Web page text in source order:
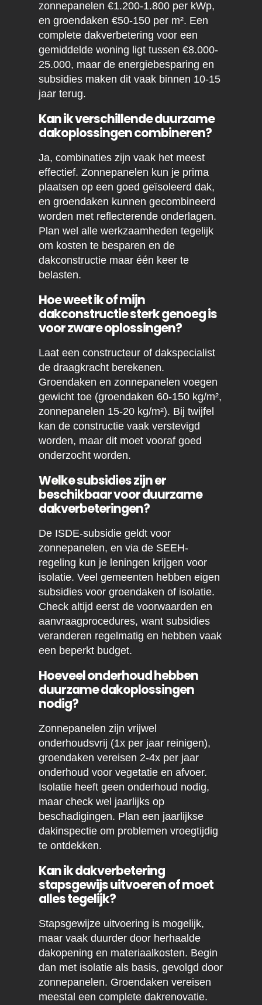
zonnepanelen €1.200-1.800 per kWp,
en groendaken €50-150 per m². Een
complete dakverbetering voor een
gemiddelde woning ligt tussen €8.000-
25.000, maar de energiebesparing en
subsidies maken dit vaak binnen 10-15
jaar terug.
Kan ik verschillende duurzame
dakoplossingen combineren?
Ja, combinaties zijn vaak het meest
effectief. Zonnepanelen kun je prima
plaatsen op een goed geïsoleerd dak,
en groendaken kunnen gecombineerd
worden met reflecterende onderlagen.
Plan wel alle werkzaamheden tegelijk
om kosten te besparen en de
dakconstructie maar één keer te
belasten.
Hoe weet ik of mijn
dakconstructie sterk genoeg is
voor zware oplossingen?
Laat een constructeur of dakspecialist
de draagkracht berekenen.
Groendaken en zonnepanelen voegen
gewicht toe (groendaken 60-150 kg/m²,
zonnepanelen 15-20 kg/m²). Bij twijfel
kan de constructie vaak verstevigd
worden, maar dit moet vooraf goed
onderzocht worden.
Welke subsidies zijn er
beschikbaar voor duurzame
dakverbeteringen?
De ISDE-subsidie geldt voor
zonnepanelen, en via de SEEH-
regeling kun je leningen krijgen voor
isolatie. Veel gemeenten hebben eigen
subsidies voor groendaken of isolatie.
Check altijd eerst de voorwaarden en
aanvraagprocedures, want subsidies
veranderen regelmatig en hebben vaak
een beperkt budget.
Hoeveel onderhoud hebben
duurzame dakoplossingen
nodig?
Zonnepanelen zijn vrijwel
onderhoudsvrij (1x per jaar reinigen),
groendaken vereisen 2-4x per jaar
onderhoud voor vegetatie en afvoer.
Isolatie heeft geen onderhoud nodig,
maar check wel jaarlijks op
beschadigingen. Plan een jaarlijkse
dakinspectie om problemen vroegtijdig
te ontdekken.
Kan ik dakverbetering
stapsgewijs uitvoeren of moet
alles tegelijk?
Stapsgewijze uitvoering is mogelijk,
maar vaak duurder door herhaalde
dakopening en materiaalkosten. Begin
dan met isolatie als basis, gevolgd door
zonnepanelen. Groendaken vereisen
meestal een complete dakrenovatie.